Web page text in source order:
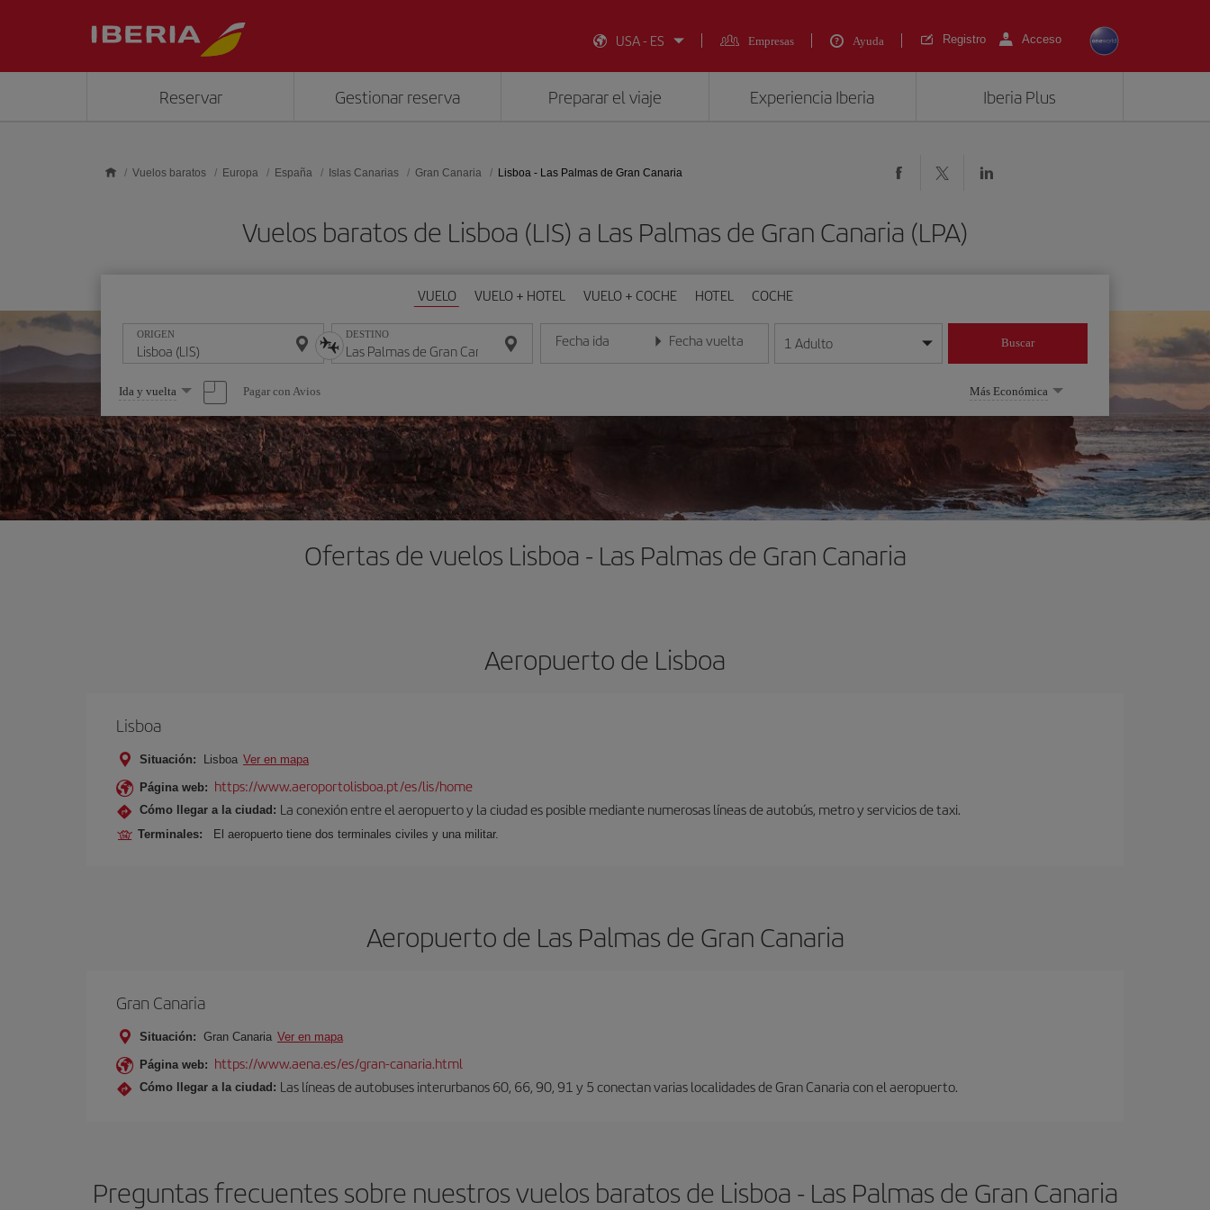
USA - ES
Empresas Ayuda Registro Acceso
Reservar Gestionar reserva Preparar el viaje Experiencia Iberia Iberia Plus
Vuelos baratos Europa España Islas Canarias Gran Canaria Lisboa - Las Palmas de Gran Canaria
Vuelos baratos de Lisboa (LIS) a Las Palmas de Gran Canaria (LPA)
VUELO VUELO + HOTEL VUELO + COCHE HOTEL COCHE
ORIGEN DESTINO Fecha ida
Introduce la fecha en formato día/mes/año
Fecha vuelta
Introduce la fecha en formato día/mes/año
1 Adulto Buscar
Seleccione
una
opción
Ida y vuelta Pagar con Avios Más Económica
Ofertas de vuelos Lisboa - Las Palmas de Gran Canaria
Aeropuerto de Lisboa
Lisboa
Situación: Lisboa Ver en mapa
Página web: https://www.aeroportolisboa.pt/es/lis/home
Cómo llegar a la ciudad: La conexión entre el aeropuerto y la ciudad es posible mediante numerosas líneas de autobús, metro y servicios de taxi.
Terminales: El aeropuerto tiene dos terminales civiles y una militar.
Aeropuerto de Las Palmas de Gran Canaria
Gran Canaria
Situación: Gran Canaria Ver en mapa
Página web: https://www.aena.es/es/gran-canaria.html
Cómo llegar a la ciudad: Las líneas de autobuses interurbanos 60, 66, 90, 91 y 5 conectan varias localidades de Gran Canaria con el aeropuerto.
Preguntas frecuentes sobre nuestros vuelos baratos de Lisboa - Las Palmas de Gran Canaria